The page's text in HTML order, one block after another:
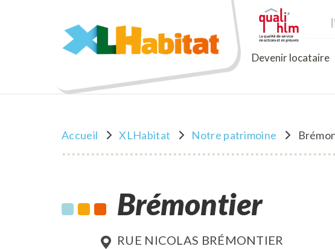
XLHabitat Devenir locataire
Accueil XLHabitat Notre patrimoine
Brémontier
RUE NICOLAS BRÉMONTIER